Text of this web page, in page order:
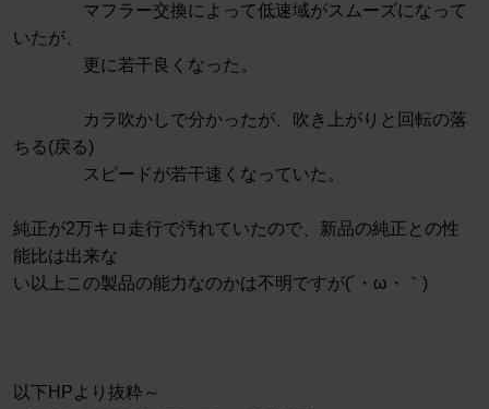
マフラー交換によって低速域がスムーズになって
いたが、
更に若干良くなった。
カラ吹かしで分かったが、吹き上がりと回転の落
ちる(戻る)
スピードが若干速くなっていた。
純正が2万キロ走行で汚れていたので、新品の純正との性
能比は出来な
い以上この製品の能力なのかは不明ですが(´・ω・｀)
以下HPより抜粋～